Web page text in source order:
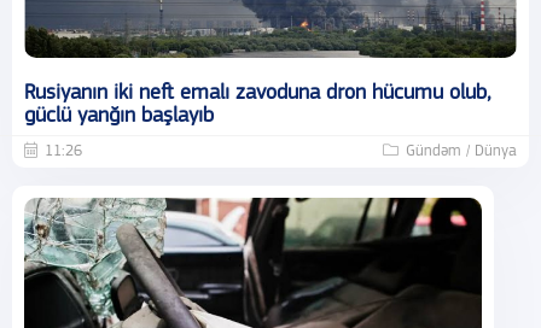
Rusiyanın iki neft emalı zavoduna dron hücumu olub,
güclü yanğın başlayıb
11:26 Gündəm / Dünya